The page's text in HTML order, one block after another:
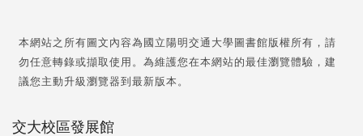
本網站之所有圖文內容為國立陽明交通大學圖書館版權所有，請
勿任意轉錄或擷取使用。為維護您在本網站的最佳瀏覽體驗，建
議您主動升級瀏覽器到最新版本。
交大校區發展館